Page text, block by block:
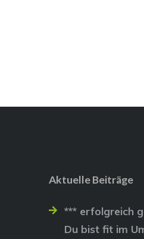
Aktuelle Beiträge
*** erfolgreich
Du bist fit im